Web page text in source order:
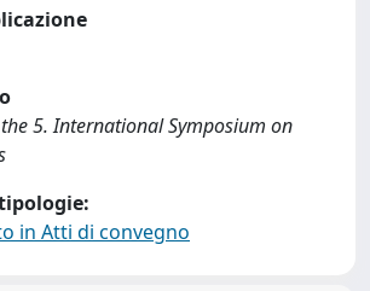
5. International Symposium on
in Atti di convegno